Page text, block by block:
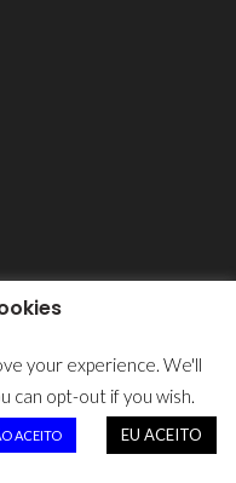
your experience. We'll
can opt-out if you wish.
ACEITO EU ACEITO